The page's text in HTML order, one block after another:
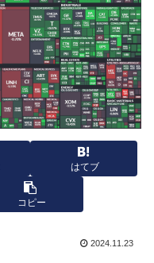
はてブ
コピー
2024.11.23